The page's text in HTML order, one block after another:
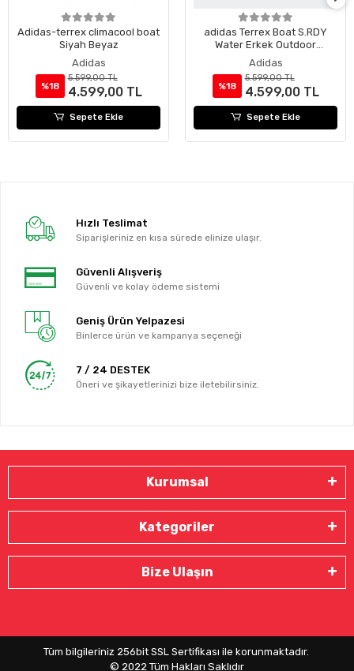
Adidas-terrex climacool boat
Siyah Beyaz
Adidas
%18
5.599,00 TL
4.599,00 TL
Sepete Ekle
adidas Terrex Boat S.RDY
Water Erkek Outdoor
Ayakkabı
Adidas
%18
5.599,00 TL
4.599,00 TL
Sepete Ekle
Hızlı Teslimat
Siparişleriniz en kısa sürede elinize ulaşır.
Güvenli Alışveriş
Güvenli ve kolay ödeme sistemi
Geniş Ürün Yelpazesi
Binlerce ürün ve kampanya seçeneği
7 / 24 DESTEK
Öneri ve şikayetlerinizi bize iletebilirsiniz.
Kurumsal
Kategoriler
Bize Ulaşın
Tüm bilgileriniz 256bit SSL Sertifikası ile korunmaktadır.
© 2022 Tüm Hakları Saklıdır